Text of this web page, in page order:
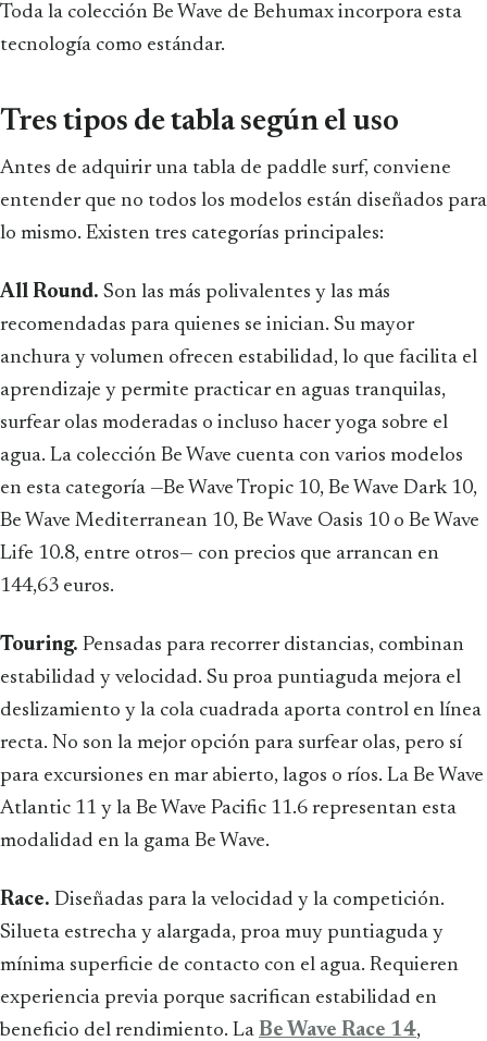
Toda la colección Be Wave de Behumax incorpora esta
tecnología como estándar.
Tres tipos de tabla según el uso
Antes de adquirir una tabla de paddle surf, conviene
entender que no todos los modelos están diseñados para
lo mismo. Existen tres categorías principales:
All Round. Son las más polivalentes y las más
recomendadas para quienes se inician. Su mayor
anchura y volumen ofrecen estabilidad, lo que facilita el
aprendizaje y permite practicar en aguas tranquilas,
surfear olas moderadas o incluso hacer yoga sobre el
agua. La colección Be Wave cuenta con varios modelos
en esta categoría —Be Wave Tropic 10, Be Wave Dark 10,
Be Wave Mediterranean 10, Be Wave Oasis 10 o Be Wave
Life 10.8, entre otros— con precios que arrancan en
144,63 euros.
Touring. Pensadas para recorrer distancias, combinan
estabilidad y velocidad. Su proa puntiaguda mejora el
deslizamiento y la cola cuadrada aporta control en línea
recta. No son la mejor opción para surfear olas, pero sí
para excursiones en mar abierto, lagos o ríos. La Be Wave
Atlantic 11 y la Be Wave Pacific 11.6 representan esta
modalidad en la gama Be Wave.
Race. Diseñadas para la velocidad y la competición.
Silueta estrecha y alargada, proa muy puntiaguda y
mínima superficie de contacto con el agua. Requieren
experiencia previa porque sacrifican estabilidad en
beneficio del rendimiento. La Be Wave Race 14,